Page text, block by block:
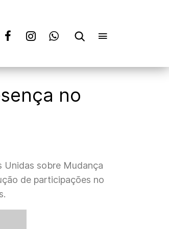
no
Unidas sobre Mudança
de participações no